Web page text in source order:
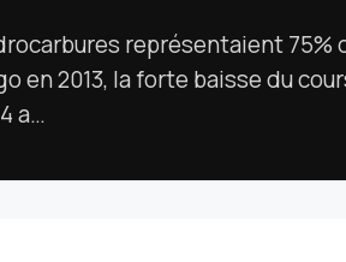
représentaient 75%
en 2013, la forte baisse du
a…